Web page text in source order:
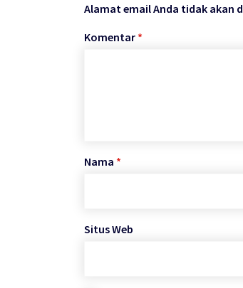
Alamat email Anda tidak akan
Komentar *
Nama *
Situs Web